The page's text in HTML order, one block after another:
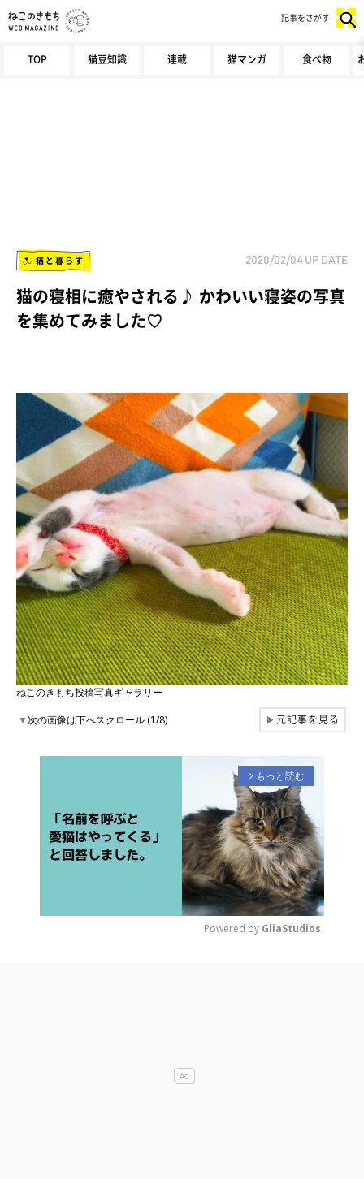
TOP 猫豆知識 連載 猫マンガ 食べ物
記事をさがす
猫と暮らす 2020/02/04 UP DATE
猫の寝相に癒やされる♪ かわいい寝姿の写真
を集めてみました♡
ねこのきもち投稿写真ギャラリー
▼次の画像は下へスクロール (1/8) ▶元記事を見る
arrow_forward_ios もっと読む
Powered by GliaStudios